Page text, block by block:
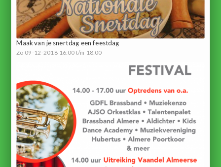
Maak van je snertdag een feestdag
Zo 09-12-2018 16:00 t/m 18:00